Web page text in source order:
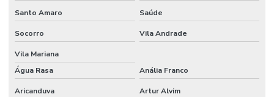
Santo Amaro Saúde
Socorro Vila Andrade
Vila Mariana
Água Rasa
Anália Franco
Aricanduva Artur Alvim